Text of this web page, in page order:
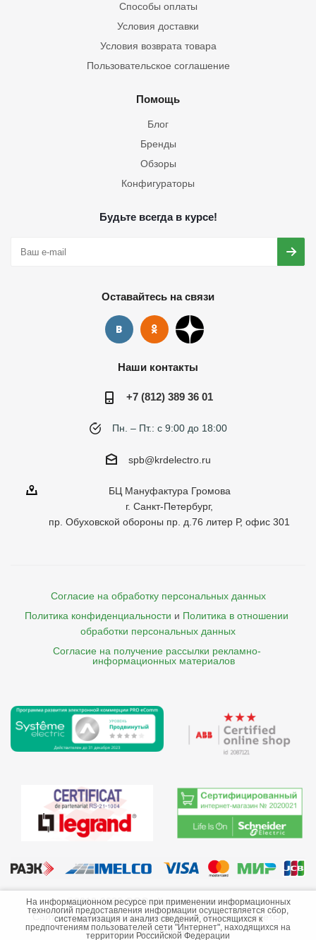
Способы оплаты
Условия доставки
Условия возврата товара
Пользовательское соглашение
Помощь
Блог
Бренды
Обзоры
Конфигураторы
Будьте всегда в курсе!
Оставайтесь на связи
Наши контакты
+7 (812) 389 36 01
Пн. – Пт.: с 9:00 до 18:00
spb@krdelectro.ru
БЦ Мануфактура Громова
г. Санкт-Петербург,
пр. Обуховской обороны пр. д.76 литер Р, офис 301
Согласие на обработку персональных данных
Политика конфиденциальности и Политика в отношении
обработки персональных данных
Согласие на получение рассылки рекламно-
    информационных материалов
©2013-2026 ООО «Краснодарэлектро»
Сайт носит информационный характер и не является
публичной офертой.
На информационном ресурсе при применении информационных
технологий предоставления информации осуществляется сбор,
систематизация и анализ сведений, относящихся к
предпочтениям пользователей сети "Интернет", находящихся на
территории Российской Федерации